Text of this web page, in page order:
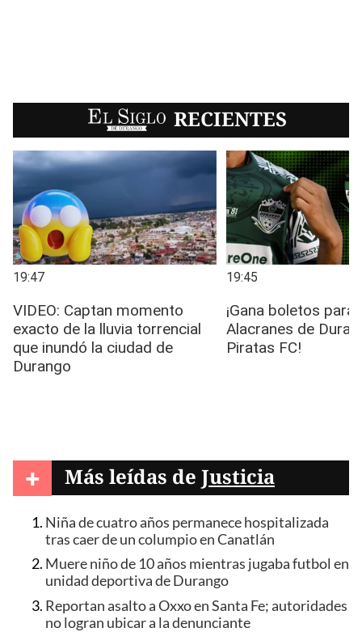
EL SIGLO RECIENTES
+ Más leídas de Justicia
Niña de cuatro años permanece hospitalizada
tras caer de un columpio en Canatlán
Muere niño de 10 años mientras jugaba futbol en
unidad deportiva de Durango
Reportan asalto a Oxxo en Santa Fe; autoridades
no logran ubicar a la denunciante